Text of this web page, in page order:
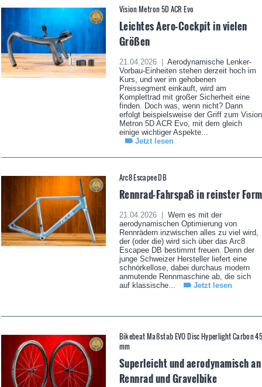
Vision Metron 5D ACR Evo
Leichtes Aero-Cockpit in vielen
Größen
21.04.2026 |
Aerodynamische Lenker-
Vorbau-Einheiten stehen derzeit hoch im
Kurs, und wer im gehobenen
Preissegment einkauft, wird am
Komplettrad mit großer Sicherheit eine
finden. Doch was, wenn nicht? Dann
erfolgt beispielsweise der Griff zum Vision
Metron 5D ACR Evo, mit dem gleich
einige wichtiger Aspekte...
Jetzt lesen
Arc8 Escapee DB
Rennrad-Fahrspaß in reinster Form
21.04.2026 |
Wem es mit der
aerodynamischen Optimierung von
Rennrädern inzwischen alles zu viel wird,
der (oder die) wird sich über das Arc8
Escapee DB bestimmt freuen. Denn der
junge Schweizer Hersteller liefert eine
schnörkellose, dabei durchaus modern
anmutende Rennmaschine ab, die sich
auf klassische...
Jetzt lesen
Bikebeat Maßstab EVO Disc Hyperlight Carbon
mm
Superleicht und aerodynamisch an
Rennrad und Gravelbike